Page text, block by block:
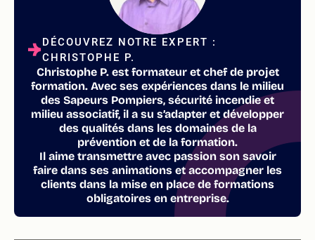
DÉCOUVREZ NOTRE EXPERT :
CHRISTOPHE P.
Christophe P. est formateur et chef de projet
formation. Avec ses expériences dans le milieu
des Sapeurs Pompiers, sécurité incendie et
milieu associatif, il a su s’adapter et développer
des qualités dans les domaines de la
prévention et de la formation.
Il aime transmettre avec passion son savoir
faire dans ses animations et accompagner les
clients dans la mise en place de formations
obligatoires en entreprise.